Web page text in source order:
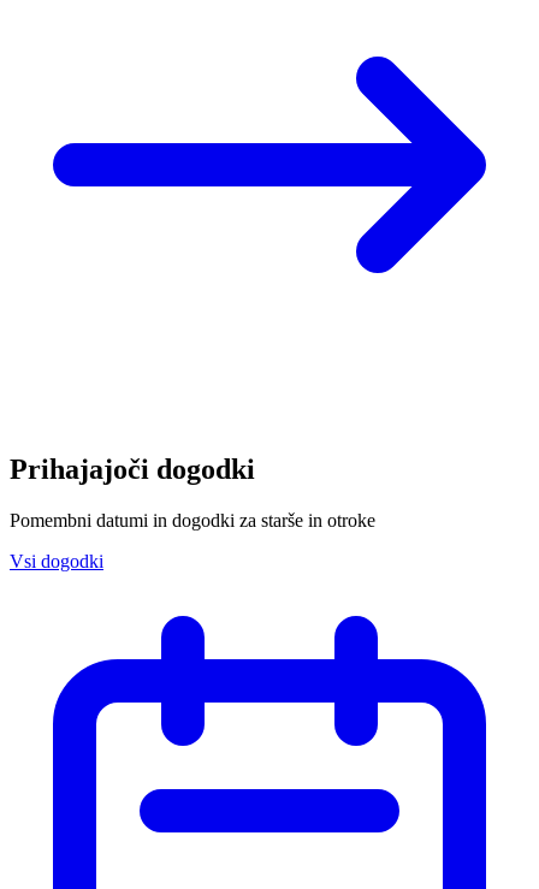
Prihajajoči dogodki
Pomembni datumi in dogodki za starše in otroke
Vsi dogodki